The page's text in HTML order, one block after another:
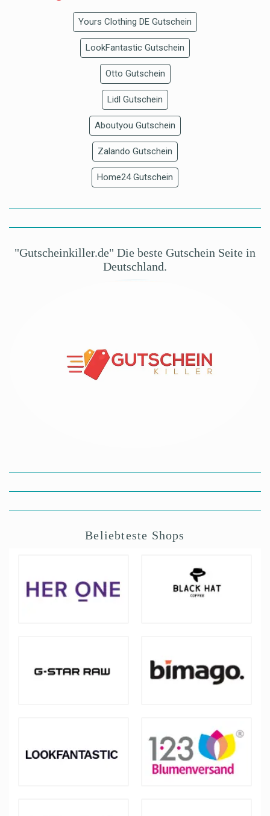
Yours Clothing DE Gutschein
LookFantastic Gutschein
Otto Gutschein
Lidl Gutschein
Aboutyou Gutschein
Zalando Gutschein
Home24 Gutschein
"Gutscheinkiller.de" Die beste Gutschein Seite in
Deutschland.
Beliebteste Shops